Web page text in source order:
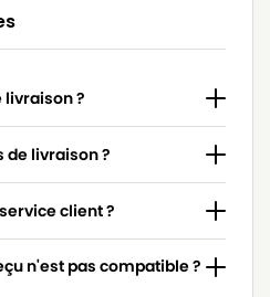
livraison ?
de livraison ?
client ?
n'est pas compatible ?